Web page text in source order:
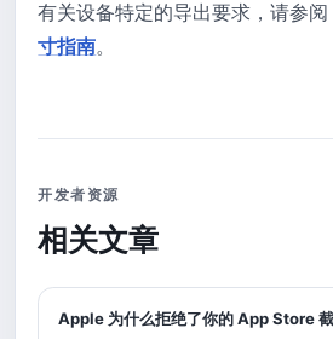
有关设备特定的导出要求，请参阅
寸指南。
开发者资源
相关文章
Apple 为什么拒绝了你的 App Store